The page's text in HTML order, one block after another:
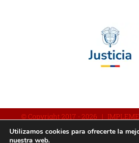
© Copyright 2017 - 2026 |
Utilizamos cookies para ofrecerte la
nuestra web.